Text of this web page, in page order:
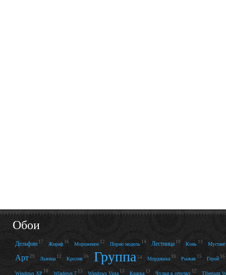
Обои
Дельфин 17 Жираф 16 Мороженое 12 Порно модель 14 Лестница 19 Конь 13 Мустанг
Арт 29 Львица 12 Кролик 16 Группа 54 Мордашка 16 Рыжая 15 Герой 16
Windows XP 16 Windows 7 13 Windows Vista 13 Краска 13 Чулки в сеточку 12 Tiberium